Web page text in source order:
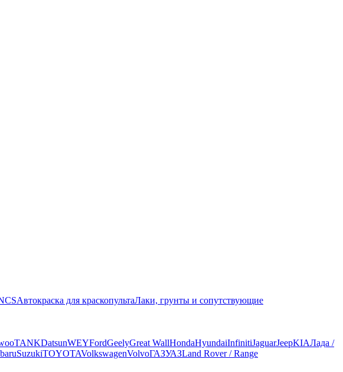
Автокраска для краскопультаЛаки, грунты и сопутствующие
TANKDatsunWEYFordGeelyGreat WallHondaHyundaiInfinitiJaguarJeepKIAЛада /
SuzukiTOYOTAVolkswagenVolvoГАЗУАЗLand Rover / Range